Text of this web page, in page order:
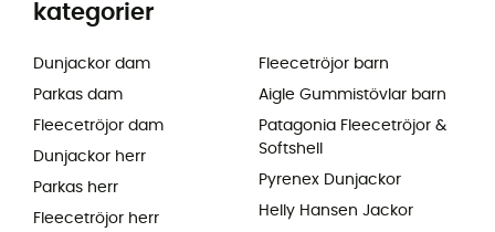
kategorier
Dunjackor dam
Parkas dam
Fleecetröjor dam
Dunjackor herr
Parkas herr
Fleecetröjor herr
Fleecetröjor barn
Aigle Gummistövlar barn
Patagonia Fleecetröjor &
Softshell
Pyrenex Dunjackor
Helly Hansen Jackor